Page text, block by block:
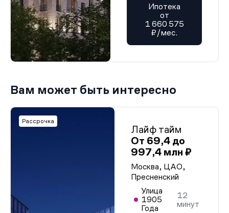
Ипотека
от
1 660 575
₽/мес.
Вам может быть интересно
Рассрочка
Лайф тайм
От 69,4 до
997,4 млн ₽
Москва, ЦАО,
Пресненский
Улица
1905
Года
12
минут